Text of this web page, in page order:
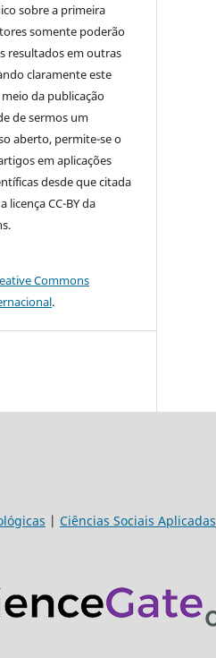
sobre a primeira
somente poderão
resultados em outras
claramente este
da publicação
de sermos um
aberto, permite-se o
em aplicações
desde que citada
licença CC-BY da
Commons
.
| Ciências Sociais Aplicadas